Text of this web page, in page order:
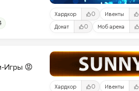
Хардкор 0 Ивенты
Донат 0 Моб арена
Игры 😡
Хардкор 0 Ивенты